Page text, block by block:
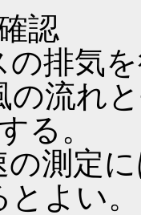
認
気を
の流れ
る。
測定に
よい。